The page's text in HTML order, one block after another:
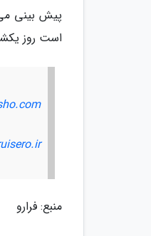
است روز
منبع: فرارو